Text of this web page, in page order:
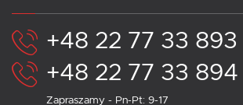
+48 22 77 33 893
+48 22 77 33 894
Zapraszamy - Pn-Pt: 9-17